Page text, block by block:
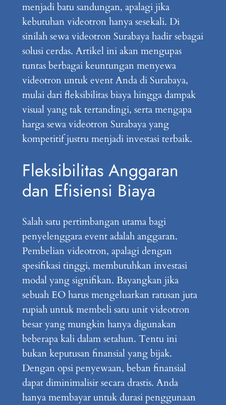
menjadi batu sandungan, apalagi jika
kebutuhan videotron hanya sesekali. Di
sinilah sewa videotron Surabaya hadir sebagai
solusi cerdas. Artikel ini akan mengupas
tuntas berbagai keuntungan menyewa
videotron untuk event Anda di Surabaya,
mulai dari fleksibilitas biaya hingga dampak
visual yang tak tertandingi, serta mengapa
harga sewa videotron Surabaya yang
kompetitif justru menjadi investasi terbaik.
Fleksibilitas Anggaran
dan Efisiensi Biaya
Salah satu pertimbangan utama bagi
penyelenggara event adalah anggaran.
Pembelian videotron, apalagi dengan
spesifikasi tinggi, membutuhkan investasi
modal yang signifikan. Bayangkan jika
sebuah EO harus mengeluarkan ratusan juta
rupiah untuk membeli satu unit videotron
besar yang mungkin hanya digunakan
beberapa kali dalam setahun. Tentu ini
bukan keputusan finansial yang bijak.
Dengan opsi penyewaan, beban finansial
dapat diminimalisir secara drastis. Anda
hanya membayar untuk durasi penggunaan